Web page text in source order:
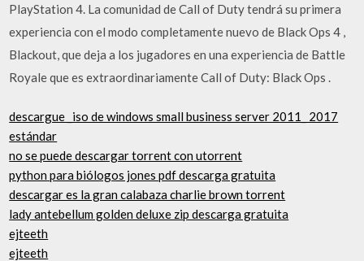
PlayStation 4. La comunidad de Call of Duty tendrá su primera
experiencia con el modo completamente nuevo de Black Ops 4 ,
Blackout, que deja a los jugadores en una experiencia de Battle
Royale que es extraordinariamente Call of Duty: Black Ops .
descargue _iso de windows small business server 2011_ 2017
estándar
no se puede descargar torrent con utorrent
python para biólogos jones pdf descarga gratuita
descargar es la gran calabaza charlie brown torrent
lady antebellum golden deluxe zip descarga gratuita
ejteeth
ejteeth